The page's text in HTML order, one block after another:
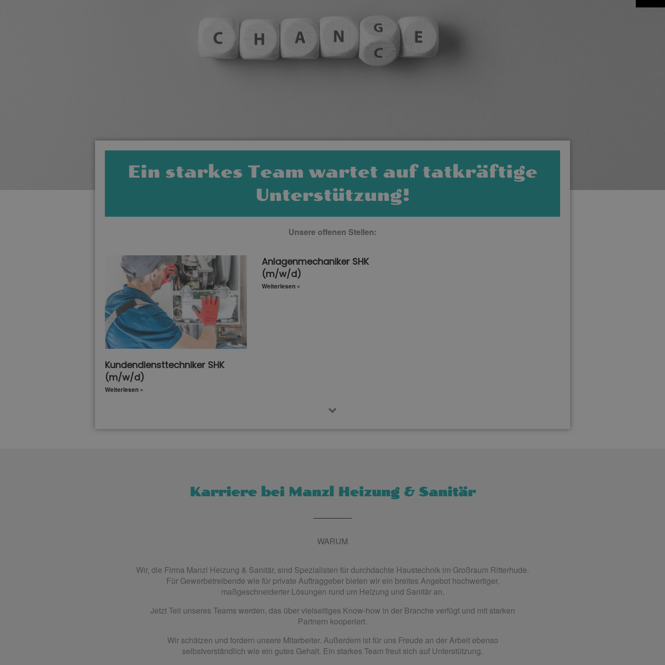
Ein starkes Team wartet auf tatkräftige
Unterstützung!
Unsere offenen Stellen:
Kundendiensttechniker SHK
(m/w/d)
Weiterlesen »
Anlagenmechaniker SHK
(m/w/d)
Weiterlesen »
Karriere bei Manzl Heizung & Sanitär
WARUM
Wir, die Firma Manzl Heizung & Sanitär, sind Spezialisten für durchdachte Haustechnik im Großraum Ritterhude.
Für Gewerbetreibende wie für private Auftraggeber bieten wir ein breites Angebot hochwertiger,
maßgeschneiderter Lösungen rund um Heizung und Sanitär an.
Jetzt Teil unseres Teams werden, das über vielseitiges Know-how in der Branche verfügt und mit starken
Partnern kooperiert.
Wir schätzen und fordern unsere Mitarbeiter. Außerdem ist für uns Freude an der Arbeit ebenso
selbstverständlich wie ein gutes Gehalt. Ein starkes Team freut sich auf Unterstützung.